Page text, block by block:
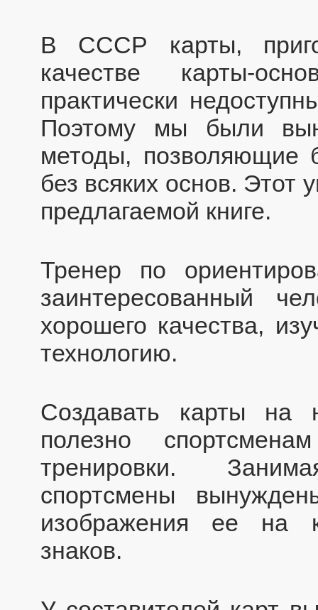
В СССР карты,
качестве карты-
практически
Поэтому мы были
методы, позволяющие
без всяких основ. Этот
предлагаемой книге.
Тренер по
заинтересованный
хорошего качества,
технологию.
Создавать карты на
полезно
тренировки.
спортсмены
изображения ее на
знаков.